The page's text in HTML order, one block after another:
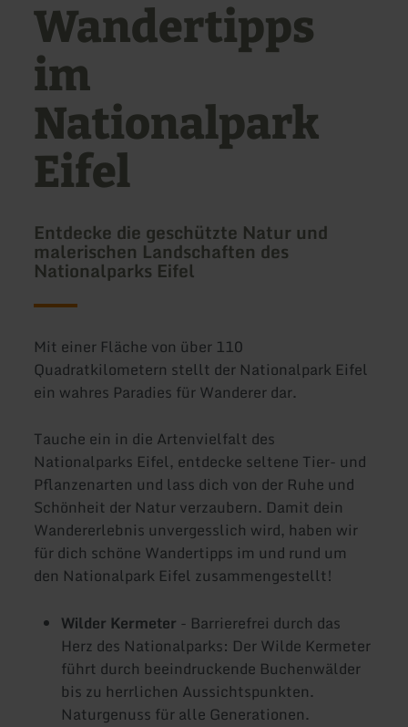
Wandertipps
im
Nationalpark
Eifel
Entdecke die geschützte Natur und
malerischen Landschaften des
Nationalparks Eifel
Mit einer Fläche von über 110
Quadratkilometern stellt der Nationalpark Eifel
ein wahres Paradies für Wanderer dar.
Tauche ein in die Artenvielfalt des
Nationalparks Eifel, entdecke seltene Tier- und
Pflanzenarten und lass dich von der Ruhe und
Schönheit der Natur verzaubern. Damit dein
Wandererlebnis unvergesslich wird, haben wir
für dich schöne Wandertipps im und rund um
den Nationalpark Eifel zusammengestellt!
Wilder Kermeter - Barrierefrei durch das
Herz des Nationalparks: Der Wilde Kermeter
führt durch beeindruckende Buchenwälder
bis zu herrlichen Aussichtspunkten.
Naturgenuss für alle Generationen.